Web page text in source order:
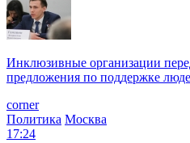
Инклюзивные организации
предложения по поддержке
corner
Политика Москва
17:24